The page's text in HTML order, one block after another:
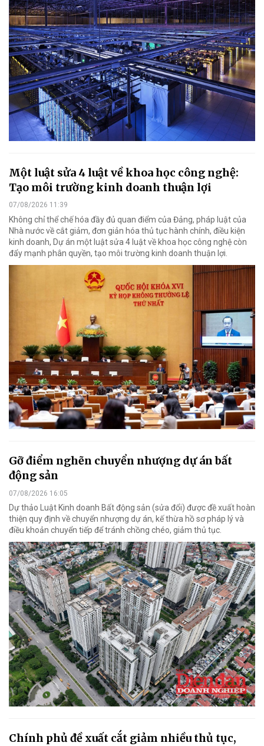
Một luật sửa 4 luật về khoa học công nghệ:
Tạo môi trường kinh doanh thuận lợi
07/08/2026 11:39
Không chỉ thể chế hóa đầy đủ quan điểm của Đảng, pháp luật của
Nhà nước về cắt giảm, đơn giản hóa thủ tục hành chính, điều kiện
kinh doanh, Dự án một luật sửa 4 luật về khoa học công nghệ còn
đẩy mạnh phân quyền, tạo môi trường kinh doanh thuận lợi.
Gỡ điểm nghẽn chuyển nhượng dự án bất
động sản
07/08/2026 16:05
Dự thảo Luật Kinh doanh Bất động sản (sửa đổi) được đề xuất hoàn
thiện quy định về chuyển nhượng dự án, kế thừa hồ sơ pháp lý và
điều khoản chuyển tiếp để tránh chồng chéo, giảm thủ tục.
Chính phủ đề xuất cắt giảm nhiều thủ tục,